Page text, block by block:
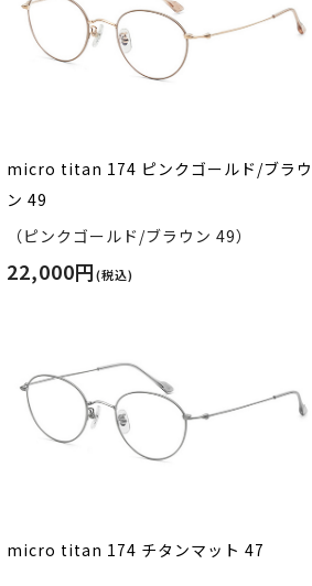
micro titan 174 ピンクゴールド/ブラウ
ン 49
（ピンクゴールド/ブラウン 49）
22,000円(税込)
micro titan 174 チタンマット 47